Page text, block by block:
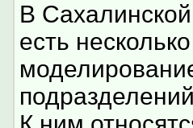
В
есть